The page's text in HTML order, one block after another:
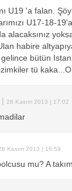
U19 'a falan.
U17-18-
alacaksınız yoksa
habire
bütün
tü
| 28 Kasım 2013 | 17:02
Kasım 2013 | 16:59
mu? A